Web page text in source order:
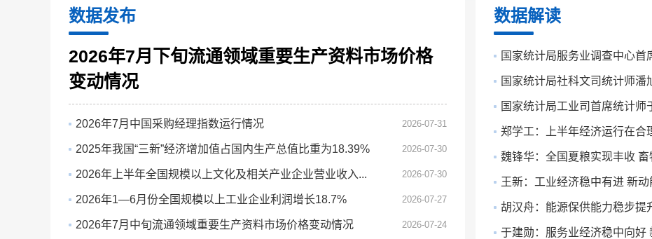
8月14日 周五 9:30
数据发布
2026年7月下旬流通领域重要生产资料市场价格
变动情况
2026年7月中国采购经理指数运行情况 2026-07-31
2025年我国“三新”经济增加值占国内生产总值比重为18.39% 2026-07-30
2026年上半年全国规模以上文化及相关产业企业营业收入... 2026-07-30
2026年1—6月份全国规模以上工业企业利润增长18.7% 2026-07-27
2026年7月中旬流通领域重要生产资料市场价格变动情况 2026-07-24
数据解读
国家统计局服务业调查中心
国家统计局社科文司统计师
国家统计局工业司首席统计
郑学工：上半年经济运行在合
魏锋华：全国夏粮实现丰收
王新：工业经济稳中有进 新
胡汉舟：能源保供能力稳步提
于建勋：服务业经济稳中向好